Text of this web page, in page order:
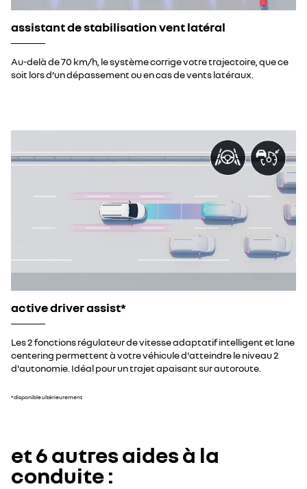
assistant de stabilisation vent latéral
Au-delà de 70 km/h, le système corrige votre trajectoire, que ce
soit lors d’un dépassement ou en cas de vents latéraux.
active driver assist*
Les 2 fonctions régulateur de vitesse adaptatif intelligent et lane
centering permettent à votre véhicule d'atteindre le niveau 2
d'autonomie. Idéal pour un trajet apaisant sur autoroute.
*disponible ultérieurement
et 6 autres aides à la
conduite :